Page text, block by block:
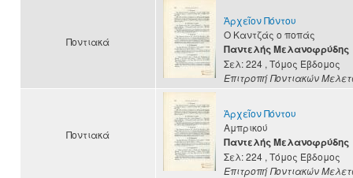
Ποντιακά
Ἀρχεῖον Πόντου
Ο Καντζάς ο ποπάς
Παντελής Μελανοφρύδης
Σελ: 224 , Τόμος Έβδομος
Επιτροπή Ποντιακών
Ποντιακά
Ἀρχεῖον Πόντου
Αμπρικού
Παντελής Μελανοφρύδης
Σελ: 224 , Τόμος Έβδομος
Επιτροπή Ποντιακών